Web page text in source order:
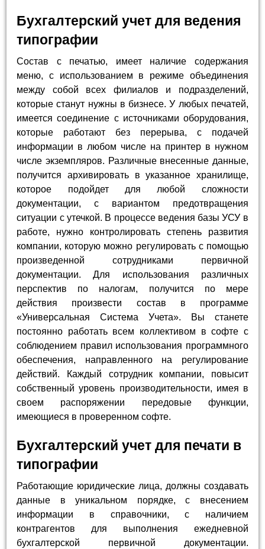
Бухгалтерский учет для ведения
типографии
Состав с печатью, имеет наличие содержания
меню, с использованием в режиме объединения
между собой всех филиалов и подразделений,
которые станут нужны в бизнесе. У любых печатей,
имеется соединение с источниками оборудования,
которые работают без перерыва, с подачей
информации в любом числе на принтер в нужном
числе экземпляров. Различные внесенные данные,
получится архивировать в указанное хранилище,
которое подойдет для любой сложности
документации, с вариантом предотвращения
ситуации с утечкой. В процессе ведения базы УСУ в
работе, нужно контролировать степень развития
компании, которую можно регулировать с помощью
произведенной сотрудниками первичной
документации. Для использования различных
перспектив по налогам, получится по мере
действия произвести состав в программе
«Универсальная Система Учета». Вы станете
постоянно работать всем коллективом в софте с
соблюдением правил использования программного
обеспечения, направленного на регулирование
действий. Каждый сотрудник компании, повысит
собственный уровень производительности, имея в
своем распоряжении передовые функции,
имеющиеся в проверенном софте.
Бухгалтерский учет для печати в
типографии
Работающие юридические лица, должны создавать
данные в уникальном порядке, с внесением
информации в справочники, с наличием
контрагентов для выполнения ежедневной
бухгалтерской первичной документации.